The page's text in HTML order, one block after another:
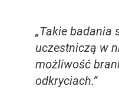
„Takie
uczestniczą w
możliwość
odkryciach.”